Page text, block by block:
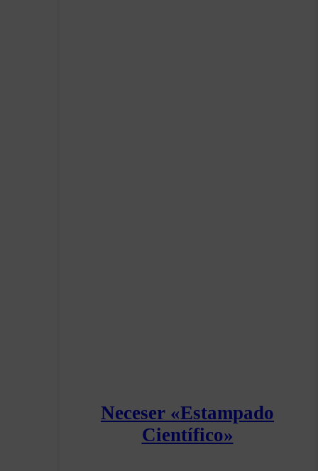
Neceser «Estampado
Científico»